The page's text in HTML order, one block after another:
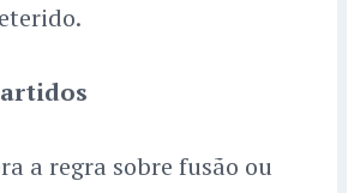
a regra sobre fusão ou